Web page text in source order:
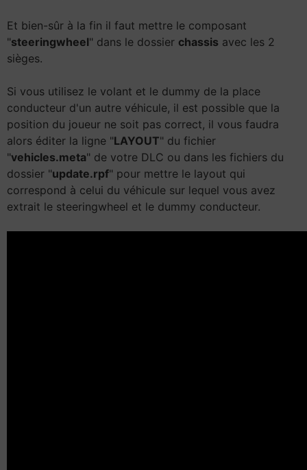
Et bien-sûr à la fin il faut mettre le composant
"steeringwheel" dans le dossier chassis avec les 2
sièges.
Si vous utilisez le volant et le dummy de la place
conducteur d'un autre véhicule, il est possible que la
position du joueur ne soit pas correct, il vous faudra
alors éditer la ligne "LAYOUT" du fichier
"vehicles.meta" de votre DLC ou dans les fichiers du
dossier "update.rpf" pour mettre le layout qui
correspond à celui du véhicule sur lequel vous avez
extrait le steeringwheel et le dummy conducteur.